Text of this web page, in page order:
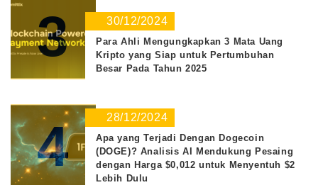
3 30/12/2024
Para Ahli Mengungkapkan 3 Mata Uang
Kripto yang Siap untuk Pertumbuhan
Besar Pada Tahun 2025
4 28/12/2024
Apa yang Terjadi Dengan Dogecoin
(DOGE)? Analisis AI Mendukung Pesaing
dengan Harga $0,012 untuk Menyentuh $2
Lebih Dulu